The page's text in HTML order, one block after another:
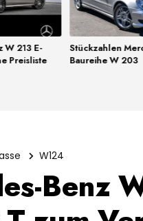
W 213 E-
Preisliste
Stückzahlen
Baureihe W 203
W124
Benz